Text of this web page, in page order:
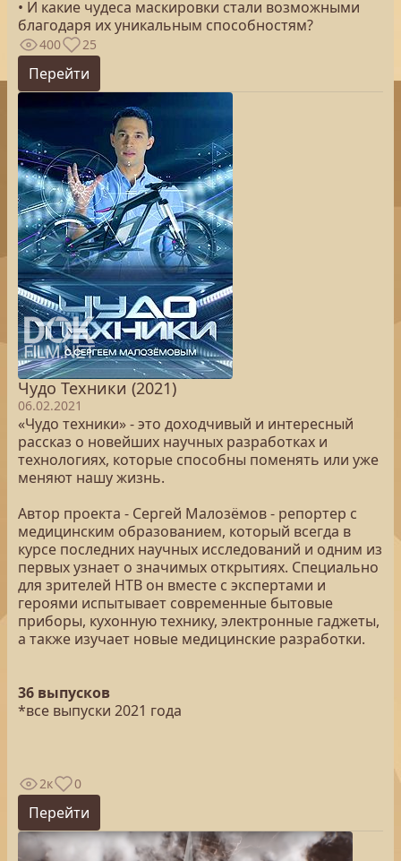
• И какие чудеса маскировки стали возможными
благодаря их уникальным способностям?
400 25
Перейти
Чудо Техники (2021)
06.02.2021
«Чудо техники» - это доходчивый и интересный
рассказ о новейших научных разработках и
технологиях, которые способны поменять или уже
меняют нашу жизнь.
Автор проекта - Сергей Малозёмов - репортер с
медицинским образованием, который всегда в
курсе последних научных исследований и одним из
первых узнает о значимых открытиях. Специально
для зрителей НТВ он вместе с экспертами и
героями испытывает современные бытовые
приборы, кухонную технику, электронные гаджеты,
а также изучает новые медицинские разработки.
36 выпусков
*все выпуски 2021 года
2к 0
Перейти